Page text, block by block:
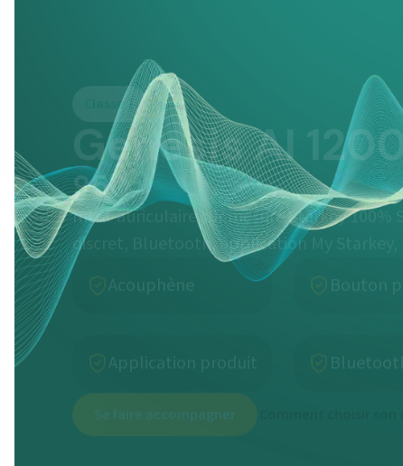
Classe 1
Genesis AI 1200
950
Intra-auriculaire sur mesure Starkey 100%
discret, Bluetooth, application My Starkey,
Bouton